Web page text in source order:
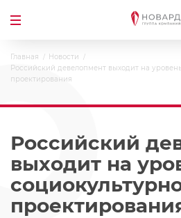
Главная
Новости
Российский девелопмент выходит на
проектирования
Российский
выходит на